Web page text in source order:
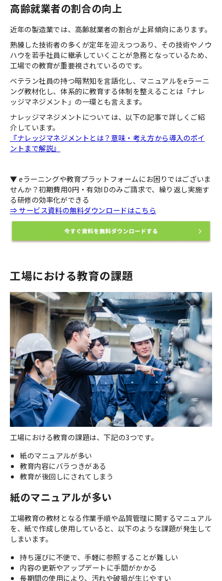
高齢就業者の割合の向上
近年の製造業では、高齢就業者の割合が上昇傾向にあります。
熟練した技術者の多くが定年を迎えつつあり、その技術やノウ
ハウを若手社員に継承していくことが急務となっているため、
工場での教育が重要視されているのです。
ベテラン社員の持つ暗黙知を言語化し、マニュアルをeラーニ
ング教材化し、体系的に教育する体制を整えることは「ナレ
ッジマネジメント」の一環とも言えます。
ナレッジマネジメントについては、以下の記事で詳しくご紹
介しています。
『ナレッジマネジメントとは？意味・考え方から導入のポイ
ントまで解説』
▼ eラーニングや教育プラットフォームにお困りではございま
せんか？初期費用0円・有効IDのみご請求で、繰り返し実施す
る研修の効率化ができる
⇒ サービス資料の無料ダウンロードはこちら
工場における教育の課題
工場における教育の課題は、下記の3つです。
紙のマニュアルが多い
教育内容にバラつきがある
教育が後回しにされてしまう
紙のマニュアルが多い
工場教育の教材となる作業手順や品質管理に関するマニュアル
を、紙で作成し使用していると、以下のような課題が発生して
しまいます。
持ち運びに不便で、手軽に参照することが難しい
内容の更新やアップデートに手間がかかる
長期間の使用により、汚れや破損が生じやすい